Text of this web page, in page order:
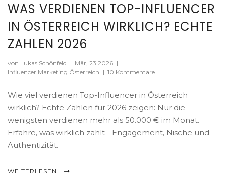
WAS VERDIENEN TOP-INFLUENCER
IN ÖSTERREICH WIRKLICH? ECHTE
ZAHLEN 2026
von Lukas Schönfeld | Mär, 23 2026 |
Influencer Marketing Österreich | 10 Kommentare
Wie viel verdienen Top-Influencer in Österreich
wirklich? Echte Zahlen für 2026 zeigen: Nur die
wenigsten verdienen mehr als 50.000 € im Monat.
Erfahre, was wirklich zählt - Engagement, Nische und
Authentizität.
WEITERLESEN